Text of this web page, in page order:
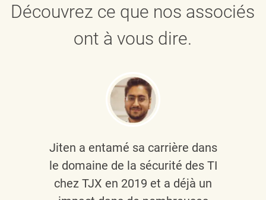
Découvrez ce que nos associés
ont à vous dire.
Jiten a entamé sa carrière dans
le domaine de la sécurité des TI
chez TJX en 2019 et a déjà un